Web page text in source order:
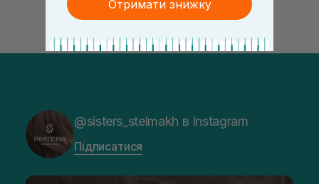
@sisters_stelmakh в Instagram
Підписатися
Отримати знижку